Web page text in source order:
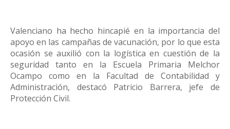
Valenciano ha hecho hincapié en la importancia del
apoyo en las campañas de vacunación, por lo que esta
ocasión se auxilió con la logística en cuestión de la
seguridad tanto en la Escuela Primaria Melchor
Ocampo como en la Facultad de Contabilidad y
Administración, destacó Patricio Barrera, jefe de
Protección Civil.